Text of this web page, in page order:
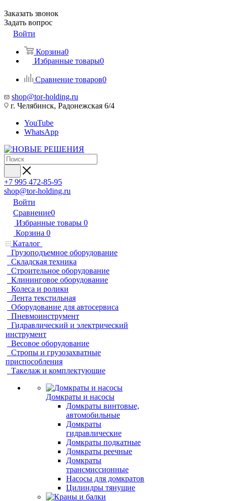
Заказать звонок
Задать вопрос
Войти
Корзина0
Избранные товары0
Сравнение товаров0
shop@tor-holding.ru
г. Челябинск, Радонежская 6/4
YouTube
WhatsApp
+7 995 472-85-95
shop@tor-holding.ru
Войти
Сравнение0
Избранные товары 0
Корзина 0
Каталог
Грузоподъемное оборудование
Складская техника
Строительное оборудование
Клининговое оборудование
Колеса и ролики
Лента текстильная
Оборудование для автосервиса
Пневмоинструмент
Гидравлический и электрический
инструмент
Весовое оборудование
Стропы и грузозахватные
приспособления
Такелаж и комплектующие
Домкраты и насосы
Домкраты винтовые,
автомобильные
Домкраты
гидравлические
Домкраты подкатные
Домкраты реечные
Домкраты
трансмиссионные
Насосы для домкратов
Цилиндры тянущие